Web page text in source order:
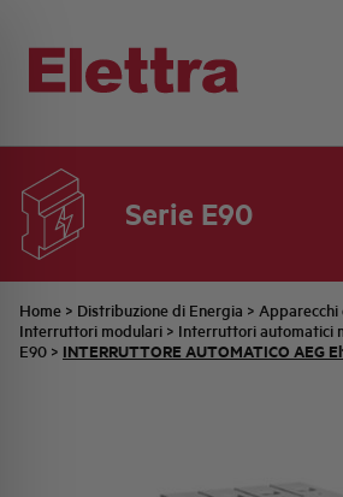
Serie E90
Home > Distribuzione di Energia > Apparecchi
Interruttori modulari > Interruttori automatici
E90 > INTERRUTTORE AUTOMATICO AEG
SETTORI
INDUSTRIALE
DISTRIBUZIONE DI ENERGIA
AUTOMAZIONE INDUSTRIALE
RETE COMMERCIALE
UFFICIO TECNICO
PREVENTIVAZIONE
COMMESSE QUADRI
AZIENDA
FAMIGLIA BELLINI
TUTTE LE NEWS
ULTIME NOTIZIE
JOB CAREERS
PARTNER